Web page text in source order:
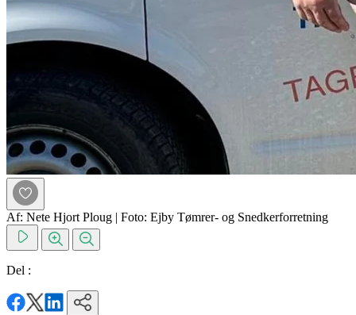
Af: Nete Hjort Ploug | Foto: Ejby Tømrer- og Snedkerforretning
Del :